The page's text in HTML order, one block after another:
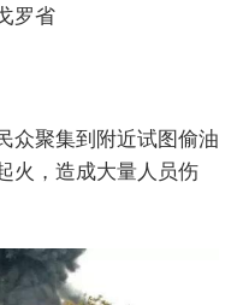
罗省
众聚集到附近试图偷油
火，造成大量人员伤